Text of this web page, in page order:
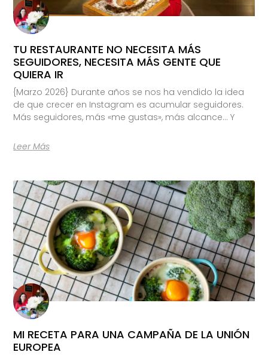
TU RESTAURANTE NO NECESITA MÁS
SEGUIDORES, NECESITA MÁS GENTE QUE
QUIERA IR
{Marzo 2026} Durante años se nos ha vendido la idea
de que crecer en Instagram es acumular seguidores.
Más seguidores, más «me gustas», más alcance… Y
Leer Más
MI RECETA PARA UNA CAMPAÑA DE LA UNIÓN
EUROPEA